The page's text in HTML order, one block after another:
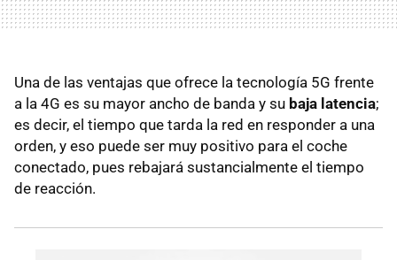
Una de las ventajas que ofrece la tecnología 5G frente
a la 4G es su mayor ancho de banda y su baja latencia;
es decir, el tiempo que tarda la red en responder a una
orden, y eso puede ser muy positivo para el coche
conectado, pues rebajará sustancialmente el tiempo
de reacción.